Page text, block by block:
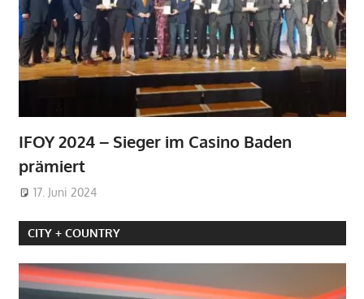
IFOY 2024 – Sieger im Casino Baden
prämiert
17. Juni 2024
CITY + COUNTRY